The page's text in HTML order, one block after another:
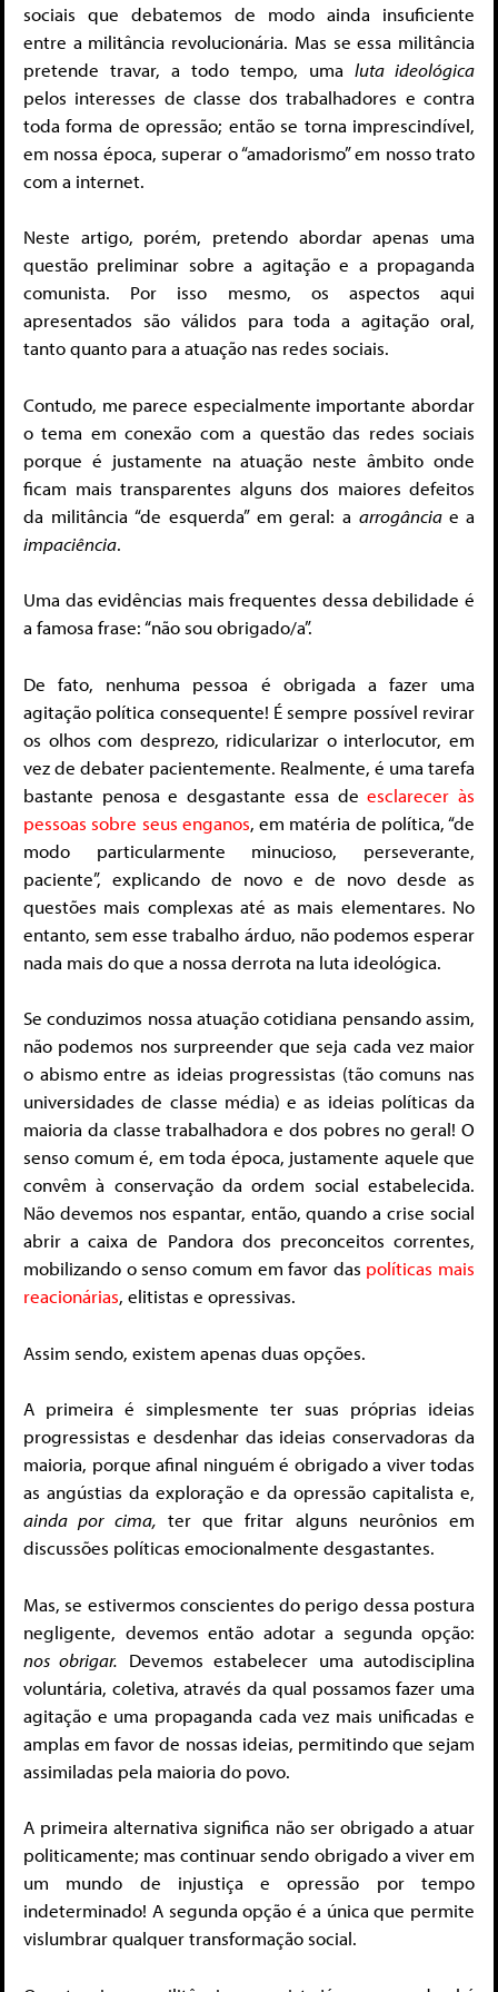
sociais que debatemos de modo ainda insuficiente
entre a militância revolucionária. Mas se essa militância
pretende travar, a todo tempo, uma luta ideológica
pelos interesses de classe dos trabalhadores e contra
toda forma de opressão; então se torna imprescindível,
em nossa época, superar o “amadorismo” em nosso trato
com a internet.
Neste artigo, porém, pretendo abordar apenas uma
questão preliminar sobre a agitação e a propaganda
comunista. Por isso mesmo, os aspectos aqui
apresentados são válidos para toda a agitação oral,
tanto quanto para a atuação nas redes sociais.
Contudo, me parece especialmente importante abordar
o tema em conexão com a questão das redes sociais
porque é justamente na atuação neste âmbito onde
ficam mais transparentes alguns dos maiores defeitos
da militância “de esquerda” em geral: aarrogânciae a
impaciência.
Uma das evidências mais frequentes dessa debilidade é
a famosa frase: “não sou obrigado/a”.
De fato, nenhuma pessoa é obrigada a fazer uma
agitação política consequente! É sempre possível revirar
os olhos com desprezo, ridicularizar o interlocutor, em
vez de debater pacientemente. Realmente, é uma tarefa
bastante penosa e desgastante essa deesclarecer às
pessoas sobre seus enganos, em matéria de política, “de
modo particularmente minucioso, perseverante,
paciente”, explicando de novo e de novo desde as
questões mais complexas até as mais elementares. No
entanto, sem esse trabalho árduo, não podemos esperar
nada mais do que a nossa derrota na luta ideológica.
Se conduzimos nossa atuação cotidiana pensando assim,
não podemos nos surpreender que seja cada vez maior
o abismo entre as ideias progressistas (tão comuns nas
universidades de classe média) e as ideias políticas da
maioria da classe trabalhadora e dos pobres no geral! O
senso comum é, em toda época, justamente aquele que
convêm à conservação da ordem social estabelecida.
Não devemos nos espantar, então, quando a crise social
abrir a caixa de Pandora dos preconceitos correntes,
mobilizando o senso comum em favor das políticas mais
reacionárias, elitistas e opressivas.
Assim sendo, existem apenas duas opções.
A primeira é simplesmente ter suas próprias ideias
progressistas e desdenhar das ideias conservadoras da
maioria, porque afinal ninguém é obrigado a viver todas
as angústias da exploração e da opressão capitalista e,
ainda por cima, ter que fritar alguns neurônios em
discussões políticas emocionalmente desgastantes.
Mas, se estivermos conscientes do perigo dessa postura
negligente, devemos então adotar a segunda opção:
nos obrigar. Devemos estabelecer uma autodisciplina
voluntária, coletiva, através da qual possamos fazer uma
agitação e uma propaganda cada vez mais unificadas e
amplas em favor de nossas ideias, permitindo que sejam
assimiladas pela maioria do povo.
A primeira alternativa significa não ser obrigado a atuar
politicamente; mas continuar sendo obrigado a viver em
um mundo de injustiça e opressão por tempo
indeterminado! A segunda opção é a única que permite
vislumbrar qualquer transformação social.